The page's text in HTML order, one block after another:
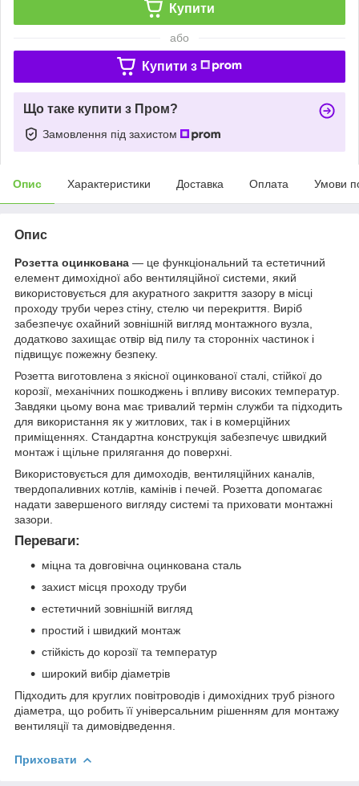
Купити
або
Купити з
Що таке купити з Пром?
Замовлення під захистом
Опис Характеристики Доставка Оплата Умови
Опис
Розетта оцинкована — це функціональний та естетичний
елемент димохідної або вентиляційної системи, який
використовується для акуратного закриття зазору в місці
проходу труби через стіну, стелю чи перекриття. Виріб
забезпечує охайний зовнішній вигляд монтажного вузла,
додатково захищає отвір від пилу та сторонніх частинок і
підвищує пожежну безпеку.
Розетта виготовлена з якісної оцинкованої сталі, стійкої до
корозії, механічних пошкоджень і впливу високих температур.
Завдяки цьому вона має тривалий термін служби та підходить
для використання як у житлових, так і в комерційних
приміщеннях. Стандартна конструкція забезпечує швидкий
монтаж і щільне прилягання до поверхні.
Використовується для димоходів, вентиляційних каналів,
твердопаливних котлів, камінів і печей. Розетта допомагає
надати завершеного вигляду системі та приховати монтажні
зазори.
Переваги:
міцна та довговічна оцинкована сталь
захист місця проходу труби
естетичний зовнішній вигляд
простий і швидкий монтаж
стійкість до корозії та температур
широкий вибір діаметрів
Підходить для круглих повітроводів і димохідних труб різного
діаметра, що робить її універсальним рішенням для монтажу
вентиляції та димовідведення.
Приховати